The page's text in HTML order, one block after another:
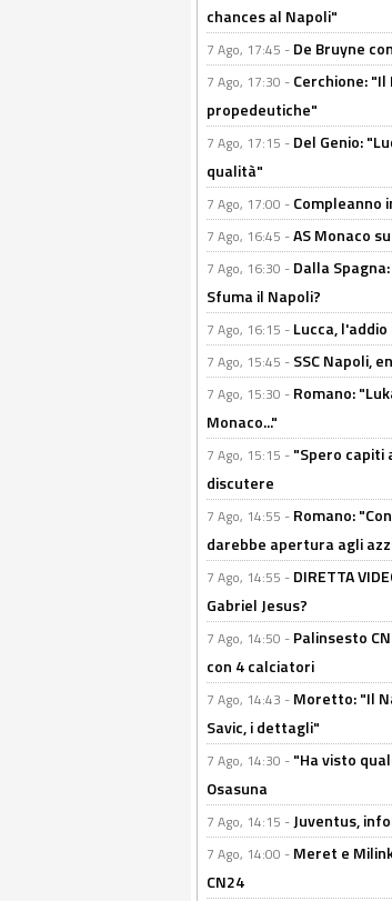
chances al Napoli"
7 Ago, 17:45 - De Bruyne
7 Ago, 17:30 - Cerchione:
propedeutiche"
7 Ago, 17:15 - Del Genio:
qualità"
7 Ago, 17:00 - Compleanno
7 Ago, 16:45 -AS Monaco
7 Ago, 16:30 - Dalla
Sfuma il Napoli?
7 Ago, 16:15 - Lucca,
7 Ago, 15:45 - SSC Napoli,
7 Ago, 15:30 - Romano:
Monaco..."
7 Ago, 15:15 - "Spero capiti
discutere
7 Ago, 14:55 - Romano:
darebbe apertura agli
7 Ago, 14:55 - DIRETTA
Gabriel Jesus?
7 Ago, 14:50 - Palinsesto
con 4 calciatori
7 Ago, 14:43 - Moretto: "Il
Savic, i dettagli"
7 Ago, 14:30 - "Ha visto
Osasuna
7 Ago, 14:15 - Juventus,
7 Ago, 14:00 - Meret e
CN24